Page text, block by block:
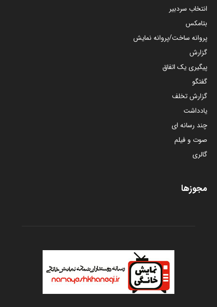
انتخاب سردبیر
بتامکس
پروانه ساخت/پروانه نمایش
گزارش
پیگیری یک اتفاق
گفتگو
گزارش تخلف
یادداشت
چند رسانه ای
صوت و فیلم
گالری
مجوزها